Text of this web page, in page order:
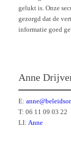
gelukt is. Onze
gezorgd dat de
informatie goed
Anne
E:
T: 06 11 09 03 22
LI: Anne